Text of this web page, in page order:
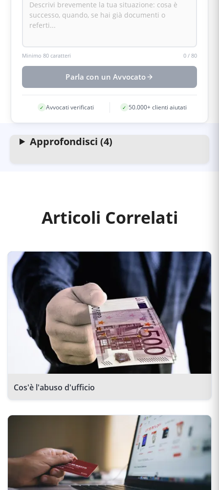
Minimo 80 caratteri 0/ 80
Parla con un Avvocato
✓ Avvocati verificati ✓ 50.000+ clienti aiutati
Approfondisci (4)
Articoli Correlati
Cos'è l'abuso d'ufficio